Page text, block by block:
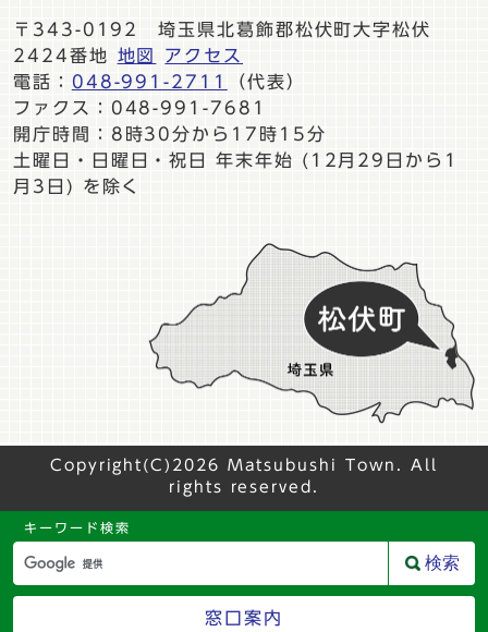
〒343-0192 埼玉県北葛飾郡松伏町大字松伏
2424番地
地図
アクセス
電話： 048-991-2711
（代表）
ファクス：048-991-7681
開庁時間：8時30分から17時15分
土曜日・日曜日・祝日 年末年始 (12月29日から1
月3日) を除く
Copyright(C)2026 Matsubushi Town. All
rights reserved.
キーワード検索
検索
窓口案内